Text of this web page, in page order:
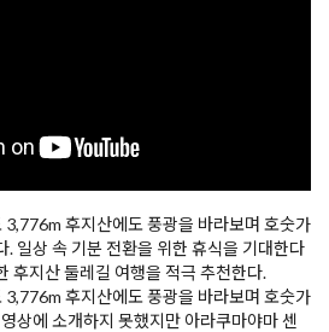
후지산에도 풍광을 바라보며 호숫가
. 일상 속 기분 전환을 위한 휴식을 기대한다
후지산 둘레길 여행을 적극 추천한다.
후지산에도 풍광을 바라보며 호숫가
상에 소개하지 못했지만 아라쿠마야마 센